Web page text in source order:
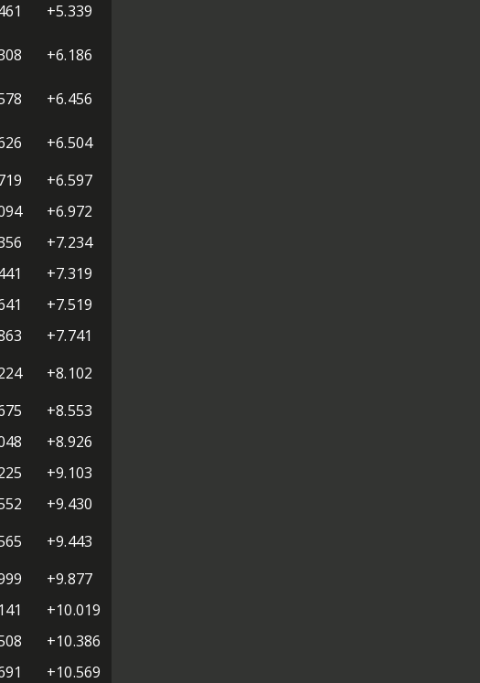
+5.339
+6.186
+6.456
+6.504
+6.597
+6.972
+7.234
+7.319
+7.519
+7.741
+8.102
+8.553
+8.926
+9.103
+9.430
+9.443
+9.877
+10.019
+10.386
+10.569